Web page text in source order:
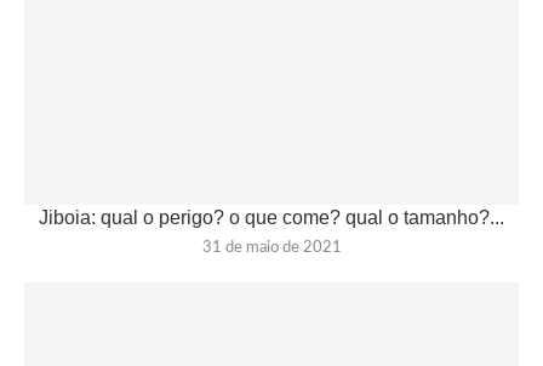
Jiboia: qual o perigo? o que come? qual o tamanho?...
31 de maio de 2021